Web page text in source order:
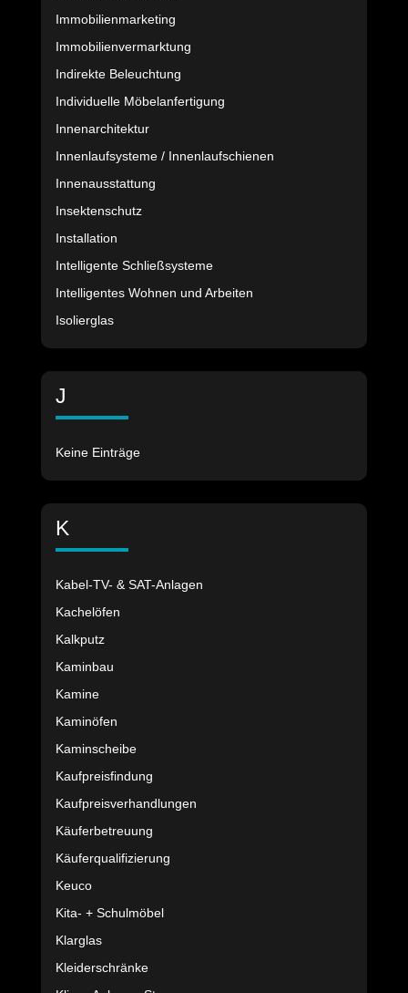
Immobilienmarketing
Immobilienvermarktung
Indirekte Beleuchtung
Individuelle Möbelanfertigung
Innenarchitektur
Innenlaufsysteme / Innenlaufschienen
Innenausstattung
Insektenschutz
Installation
Intelligente Schließsysteme
Intelligentes Wohnen und Arbeiten
Isolierglas
J
Keine Einträge
K
Kabel-TV- & SAT-Anlagen
Kachelöfen
Kalkputz
Kaminbau
Kamine
Kaminöfen
Kaminscheibe
Kaufpreisfindung
Kaufpreisverhandlungen
Käuferbetreuung
Käuferqualifizierung
Keuco
Kita- + Schulmöbel
Klarglas
Kleiderschränke